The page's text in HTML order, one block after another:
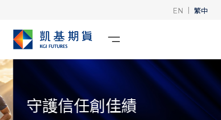
EN | 繁中
守護信任創佳績